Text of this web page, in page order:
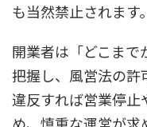
も当然禁止されます。
開業者は「どこまで
把握し、風営法の許
違反すれば営業停止